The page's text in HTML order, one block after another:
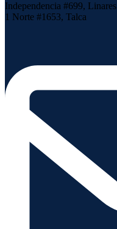
Independencia #699, Linares
1 Norte #1653, Talca